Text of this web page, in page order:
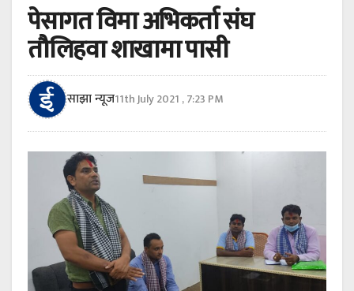
पेसागत विमा अभिकर्ता संघ
तौलिहवा शाखामा पासी
साझा न्यूज11th July 2021 , 7:23 PM